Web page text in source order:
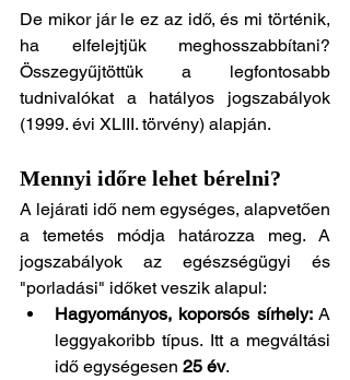
De mikor jár le ez az idő, és mi történik,
ha elfelejtjük meghosszabbítani?
Összegyűjtöttük a legfontosabb
tudnivalókat a hatályos jogszabályok
(1999. évi XLIII. törvény) alapján.
Mennyi időre lehet bérelni?
A lejárati idő nem egységes, alapvetően
a temetés módja határozza meg. A
jogszabályok az egészségügyi és
"porladási" időket veszik alapul:
Hagyományos, koporsós sírhely: A
leggyakoribb típus. Itt a megváltási
idő egységesen 25 év.